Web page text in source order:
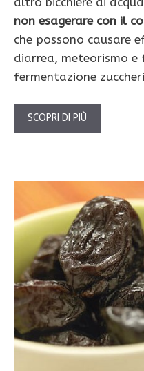
non esagerare con il
che possono causare
diarrea, meteorismo
fermentazione
SCOPRI DI PIÙ